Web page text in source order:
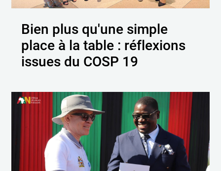
Bien plus qu'une simple
place à la table : réflexions
issues du COSP 19